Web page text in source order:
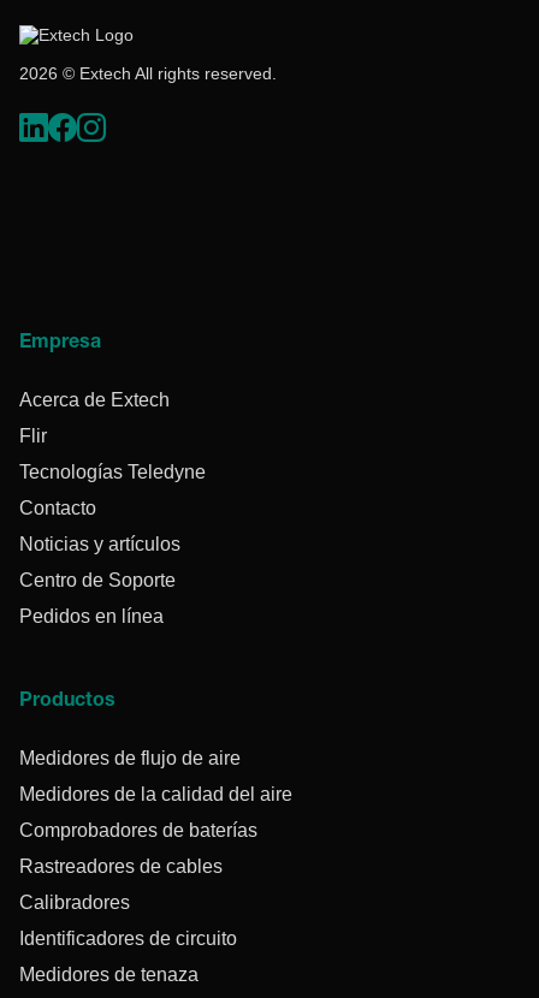
2026 © Extech All rights reserved.
Empresa
Acerca de Extech
Flir
Tecnologías Teledyne
Contacto
Noticias y artículos
Centro de Soporte
Pedidos en línea
Productos
Medidores de flujo de aire
Medidores de la calidad del aire
Comprobadores de baterías
Rastreadores de cables
Calibradores
Identificadores de circuito
Medidores de tenaza